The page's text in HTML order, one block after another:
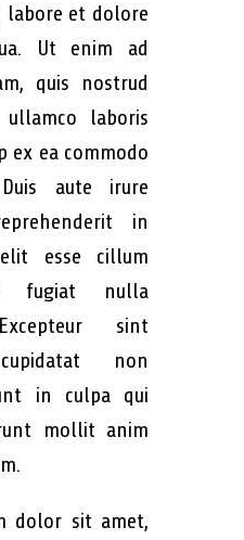
labore et dolore
Ut enim ad
quis nostrud
ullamco laboris
ex ea commodo
aute irure
in
esse cillum
fugiat nulla
sint
non
in culpa qui
mollit anim
dolor sit amet,